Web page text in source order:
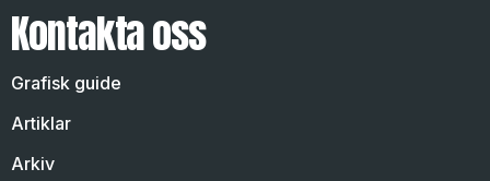
Kontakta oss
Grafisk guide
Artiklar
Arkiv